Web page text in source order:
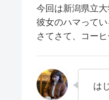
今回は新潟県立
彼女のハマってい
さてさて、コー
は